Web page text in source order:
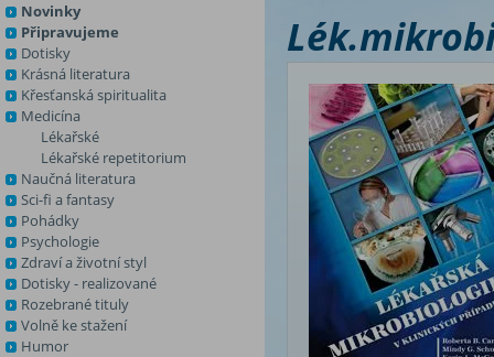
Novinky
Připravujeme
Dotisky
Krásná literatura
Křesťanská spiritualita
Medicína
Lékařské
Lékařské repetitorium
Naučná literatura
Sci-fi a fantasy
Pohádky
Psychologie
Zdraví a životní styl
Dotisky - realizované
Rozebrané tituly
Volně ke stažení
Humor